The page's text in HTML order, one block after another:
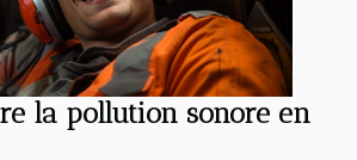
la pollution sonore en